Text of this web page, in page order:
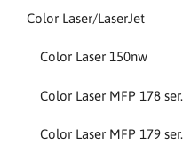
Color Laser/LaserJet
Color Laser 150nw
Color Laser MFP 178 ser.
Color Laser MFP 179 ser.